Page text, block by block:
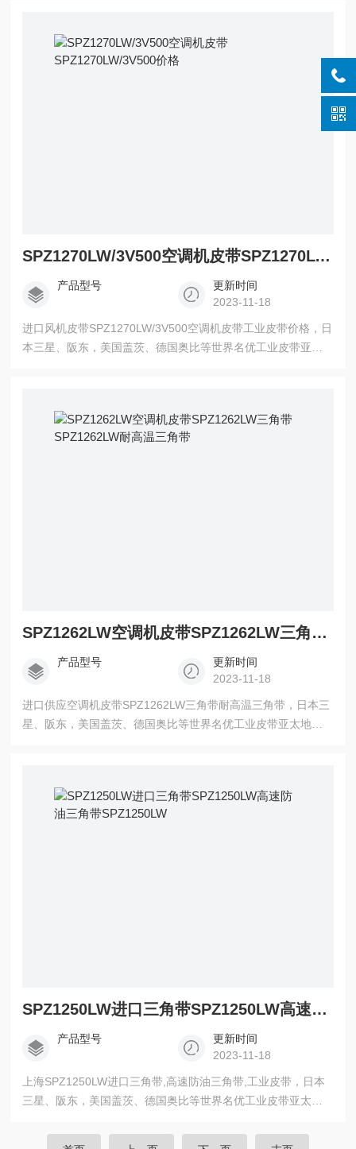
SPZ1270LW/3V500空调机皮带SPZ1270LW/3V500价格
产品型号
更新时间
2023-11-18
进口风机皮带SPZ1270LW/3V500空调机皮带工业皮带价格，日
本三星、阪东，美国盖茨、德国奥比等世界名优工业皮带亚太
SPZ1262LW空调机皮带SPZ1262LW三角带SPZ1262LW耐高温三角带
产品型号
更新时间
2023-11-18
进口供应空调机皮带SPZ1262LW三角带耐高温三角带，日本三
星、阪东，美国盖茨、德国奥比等世界名优工业皮带亚太地区
SPZ1250LW进口三角带SPZ1250LW高速防油三角带SPZ1250LW
产品型号
更新时间
2023-11-18
上海SPZ1250LW进口三角带,高速防油三角带,工业皮带，日本
三星、阪东，美国盖茨、德国奥比等世界名优工业皮带亚太地
组广角带，水塔带，冷却塔皮带，同步带，高强度保力强同步